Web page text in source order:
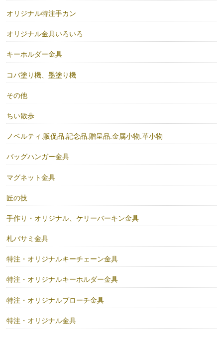
オリジナル特注手カン
オリジナル金具いろいろ
キーホルダー金具
コバ塗り機、墨塗り機
その他
ちい散歩
ノベルティ.販促品.記念品.贈呈品.金属小物.革小物
バッグハンガー金具
マグネット金具
匠の技
手作り・オリジナル、ケリーバーキン金具
札バサミ金具
特注・オリジナルキーチェーン金具
特注・オリジナルキーホルダー金具
特注・オリジナルブローチ金具
特注・オリジナル金具